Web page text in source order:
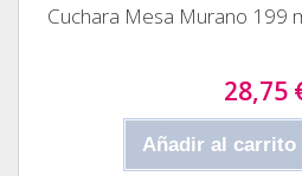
Cuchara Mesa Murano 199
28,75
Añadir al carrito